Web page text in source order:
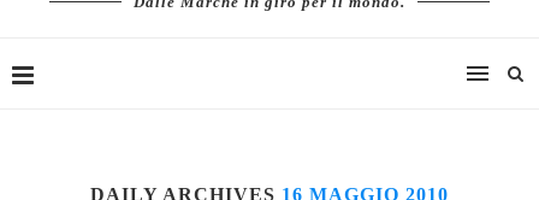
DAILY ARCHIVES 16 MAGGIO 2010